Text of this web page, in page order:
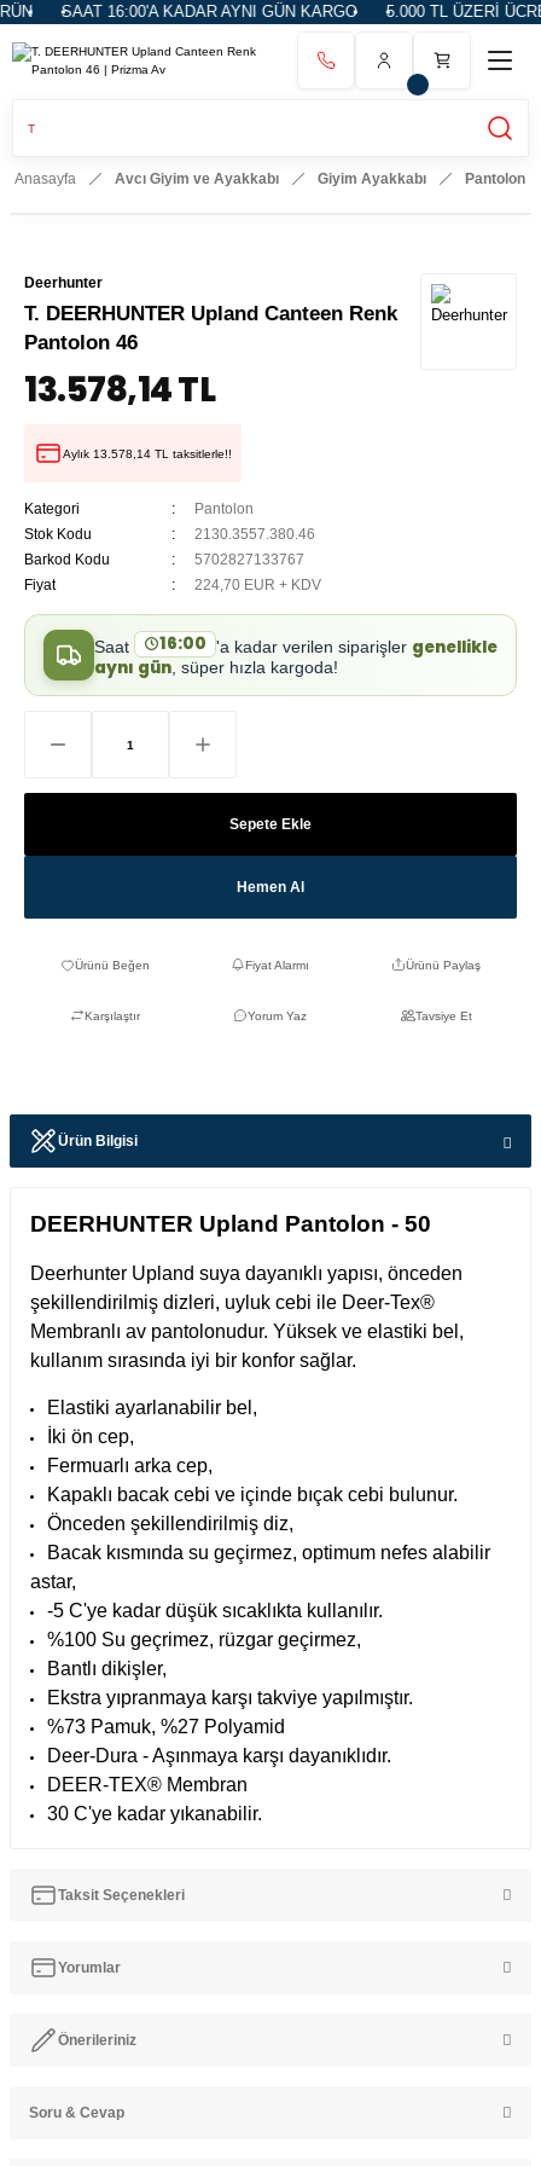
SAAT 16:00'A KADAR AYNI GÜN KARGO 5.000 TL ÜZERİ
Anasayfa Avcı Giyim ve Ayakkabı Giyim Ayakkabı Pantolon
Deerhunter
T. DEERHUNTER Upland Canteen Renk
Pantolon 46
13.578,14 TL
Aylık 13.578,14 TL taksitlerle!!
Kategori
Pantolon
Stok Kodu
2130.3557.380.46
Barkod Kodu
5702827133767
Fiyat
224,70 EUR + KDV
Saat 16:00 'a kadar verilen siparişler genellikle
aynı gün, süper hızla kargoda!
Sepete Ekle
Hemen Al
Fiyat Alarmı Ürünü Paylaş
Karşılaştır Yorum Yaz Tavsiye Et
Ürün Bilgisi
DEERHUNTER Upland Pantolon - 50
Deerhunter Upland suya dayanıklı yapısı, önceden
şekillendirilmiş dizleri, uyluk cebi ile Deer-Tex®
Membranlı av pantolonudur. Yüksek ve elastiki bel,
kullanım sırasında iyi bir konfor sağlar.
Elastiki ayarlanabilir bel,
İki ön cep,
Fermuarlı arka cep,
Kapaklı bacak cebi ve içinde bıçak cebi bulunur.
Önceden şekillendirilmiş diz,
Bacak kısmında su geçirmez, optimum nefes alabilir
astar,
-5 C'ye kadar düşük sıcaklıkta kullanılır.
%100 Su geçrimez, rüzgar geçirmez,
Bantlı dikişler,
Ekstra yıpranmaya karşı takviye yapılmıştır.
%73 Pamuk, %27 Polyamid
Deer-Dura - Aşınmaya karşı dayanıklıdır.
DEER-TEX® Membran
30 C'ye kadar yıkanabilir.
Taksit Seçenekleri
Yorumlar
Önerileriniz
Bu ürünün fiyat bilgisi, resim, ürün açıklamalarında ve diğer
Soru & Cevap